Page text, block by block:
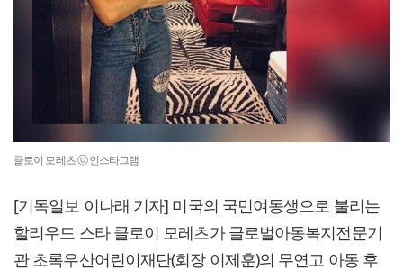
클로이 모레츠 ⓒ 인스타그램
[기독일보 이나래 기자] 미국의 국민여동생으로 불리는
할리우드 스타 클로이 모레츠가 글로벌아동복지전문기
관 초록우산어린이재단(회장 이제훈)의 무연고 아동 후